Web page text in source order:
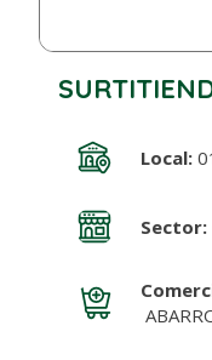
Local:
Sector: